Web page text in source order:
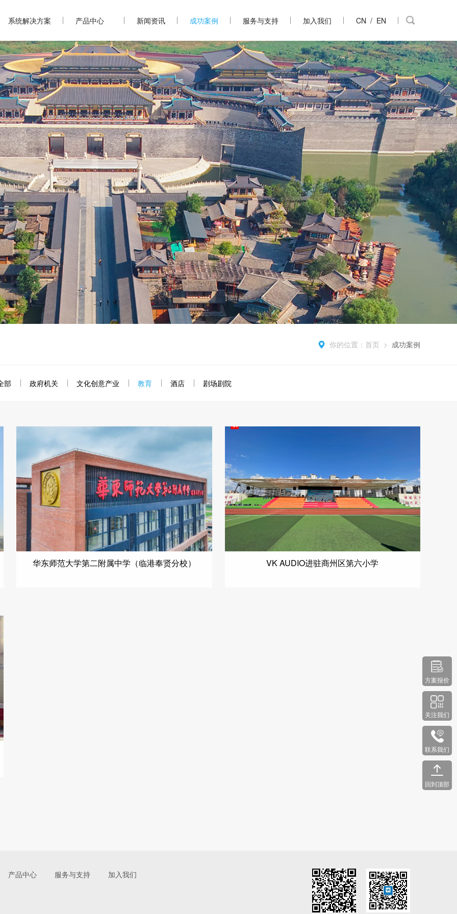
系统解决方案 产品中心 新闻资讯 成功案例 服务与支持 加入我们 CN / EN
你的位置： 首页 > 成功案例
部 政府机关 文化创意产业 教育 酒店 剧场剧院
华东师范大学第二附属中学（临港奉贤分校） VK AUDIO进驻商州区第六小学
产品中心 服务与支持 加入我们
方案报价
关注我们
联系我们
回到顶部